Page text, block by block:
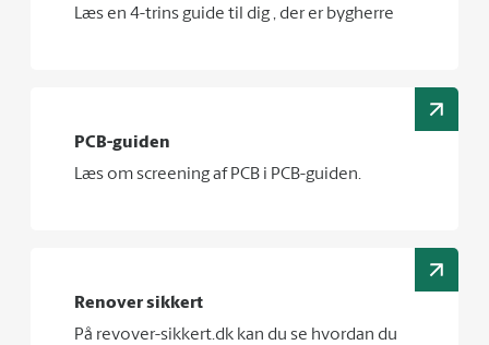
Læs en 4-trins guide til dig , der er bygherre
PCB-guiden
Læs om screening af PCB i PCB-guiden.
Renover sikkert
På revover-sikkert.dk kan du se hvordan du